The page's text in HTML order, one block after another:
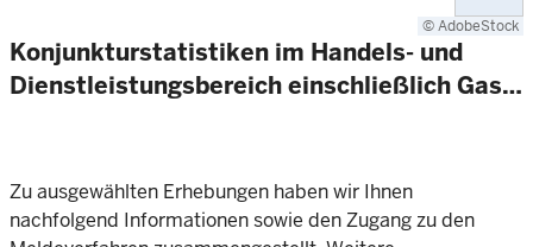
© AdobeStock
Konjunkturstatistiken im Handels- und
Dienstleistungsbereich einschließlich Gas…
Zu ausgewählten Erhebungen haben wir Ihnen
nachfolgend Informationen sowie den Zugang zu den